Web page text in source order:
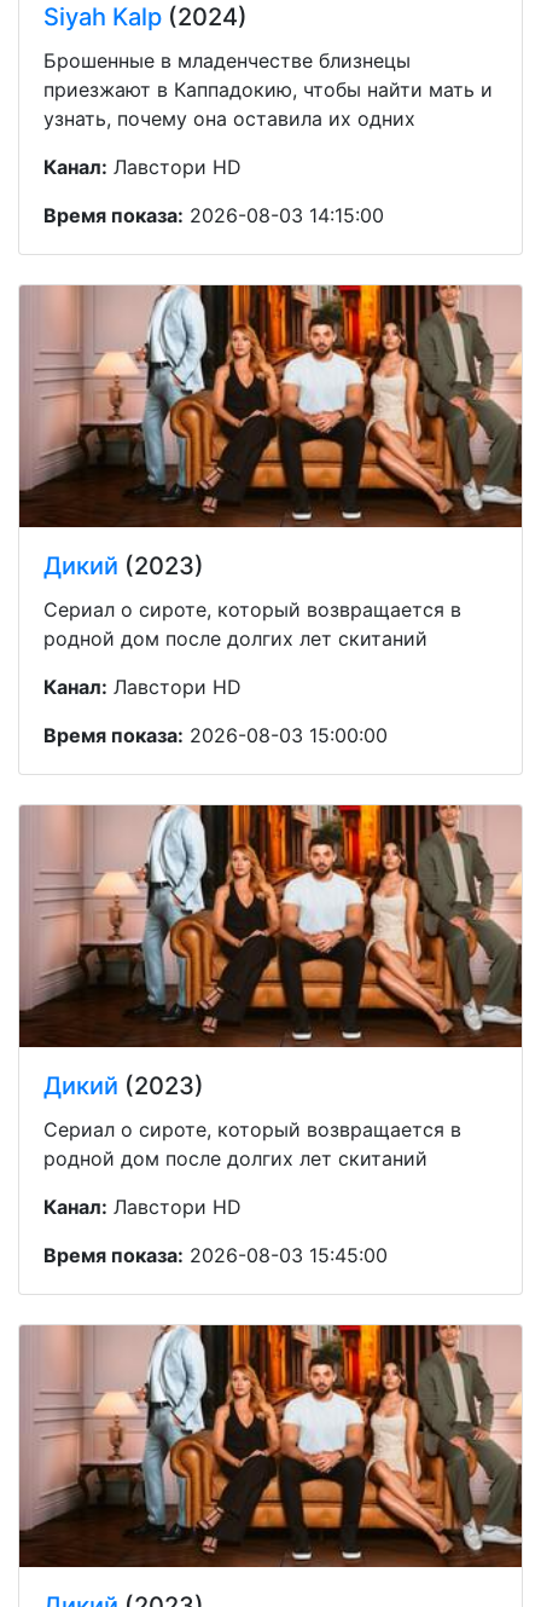
Siyah Kalp (2024)
Брошенные в младенчестве близнецы
приезжают в Каппадокию, чтобы найти мать и
узнать, почему она оставила их одних
Канал: Лавстори HD
Время показа: 2026-08-03 14:15:00
Дикий (2023)
Сериал о сироте, который возвращается в
родной дом после долгих лет скитаний
Канал: Лавстори HD
Время показа: 2026-08-03 15:00:00
Дикий (2023)
Сериал о сироте, который возвращается в
родной дом после долгих лет скитаний
Канал: Лавстори HD
Время показа: 2026-08-03 15:45:00